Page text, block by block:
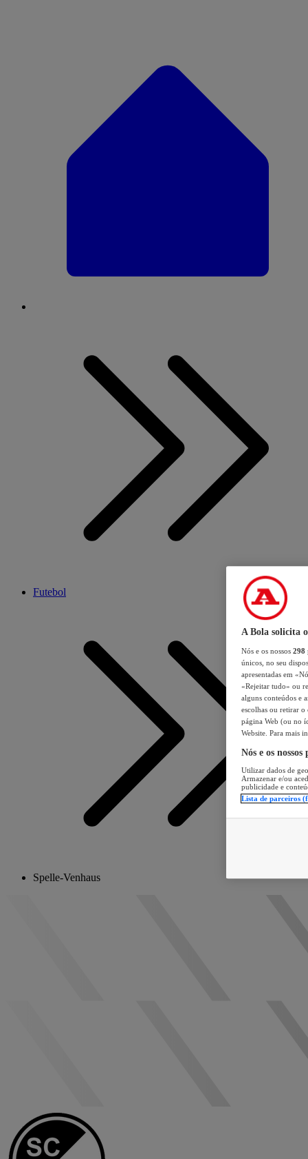
Futebol
Spelle-Venhaus
A Bola solicita
Nós e os nossos 298
únicos, no seu
apresentadas em
«Rejeitar tudo» ou
alguns conteúdos e
escolhas ou retirar
página Web (ou no
Website. Para mais
Nós e os
Utilizar dados de
Armazenar e/ou
publicidade e
Lista de parceiros